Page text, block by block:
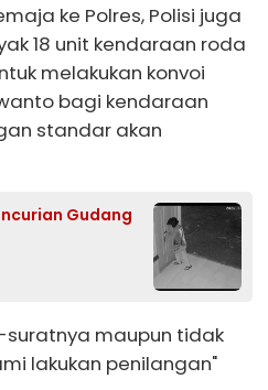
ke Polres, Polisi juga
18 unit kendaraan roda
melakukan konvoi
bagi kendaraan
standar akan
Gudang
maupun tidak
lakukan penilangan"